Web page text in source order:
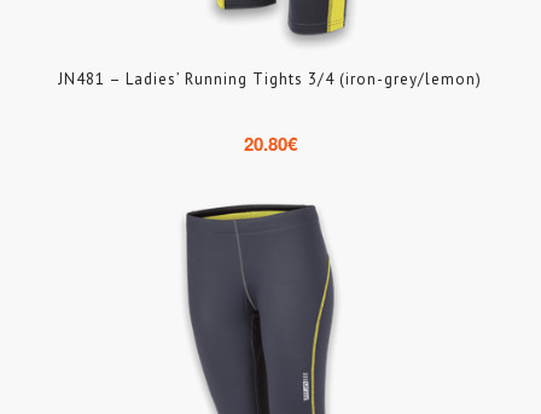
JN481 – Ladies’ Running Tights 3/4 (iron-grey/lemon)
20.80€